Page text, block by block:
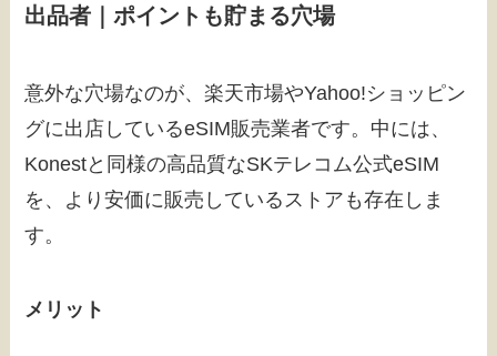
出品者｜ポイントも貯まる穴場
意外な穴場なのが、楽天市場やYahoo!ショッピン
グに出店しているeSIM販売業者です。中には、
Konestと同様の高品質なSKテレコム公式eSIM
を、より安価に販売しているストアも存在しま
す。
メリット